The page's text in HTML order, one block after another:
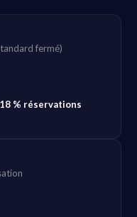
fermé)
% réservations